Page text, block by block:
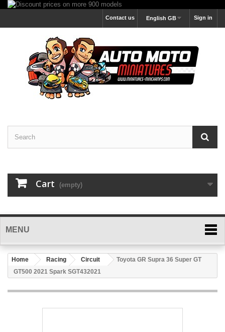
Sign in
English GB
Contact us
Cart (empty)
MENU
Home Racing Circuit
Toyota GR Supra 36 Super GT
GT500 2021 Spark SGT432021